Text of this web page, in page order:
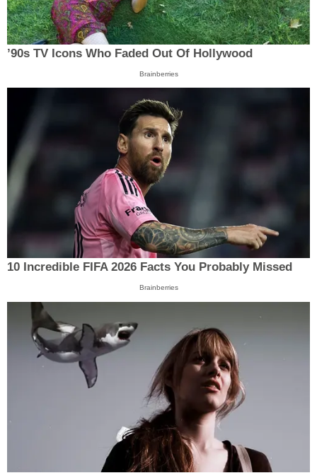
’90s TV Icons Who Faded Out Of Hollywood
Brainberries
10 Incredible FIFA 2026 Facts You Probably Missed
Brainberries